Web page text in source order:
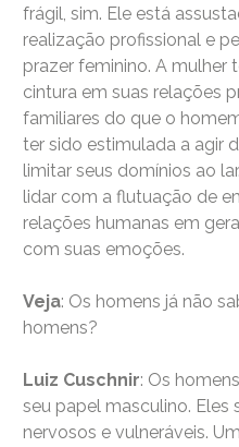
frágil, sim. Ele está
realização profissional e
prazer feminino. A mulher
cintura em suas relações
familiares do que o
ter sido estimulada a agir
limitar seus domínios ao
lidar com a flutuação de
relações humanas em
com suas emoções.
Veja: Os homens já não
homens?
Luiz Cuschnir: Os
seu papel masculino. Eles
nervosos e vulneráveis.